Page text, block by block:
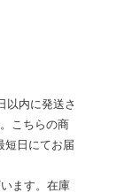
以内に発送さ
こちらの商
短日にてお届
ます。在庫